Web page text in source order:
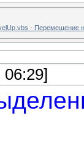
- Перемещение
06:29]